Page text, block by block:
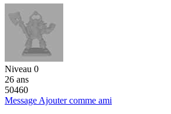
Niveau 0
26 ans
50460
Message Ajouter comme ami